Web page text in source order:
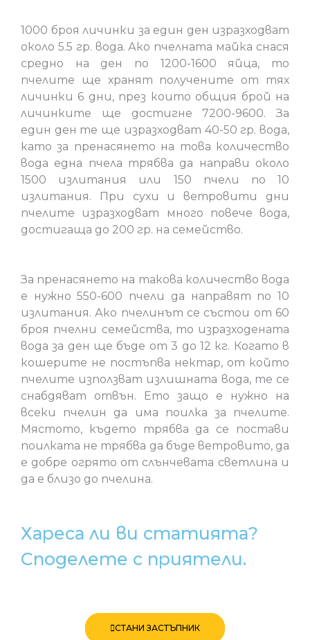
1000 броя личинки за един ден изразходват
около 5.5 гр. вода. Ако пчелната майка снася
средно на ден по 1200-1600 яйца, то
пчелите ще хранят получените от тях
личинки 6 дни, през които общия брой на
личинките ще достигне 7200-9600. За
един ден те ще изразходват 40-50 гр. вода,
като за пренасянето на това количество
вода една пчела трябва да направи около
1500 излитания или 150 пчели по 10
излитания. При сухи и ветровити дни
пчелите изразходват много повече вода,
достигаща до 200 гр. на семейство.
За пренасянето на такова количество вода
е нужно 550-600 пчели да направят по 10
излитания. Ако пчелинът се състои от 60
броя пчелни семейства, то изразходената
вода за ден ще бъде от 3 до 12 кг. Когато в
кошерите не постъпва нектар, от който
пчелите използват излишната вода, те се
снабдяват отвън. Ето защо е нужно на
всеки пчелин да има поилка за пчелите.
Мястото, където трябва да се постави
поилката не трябва да бъде ветровито, да
е добре огрято от слънчевата светлина и
да е близо до пчелина.
Хареса ли ви статията?
Споделете с приятели.
СТАНИ ЗАСТЪПНИК